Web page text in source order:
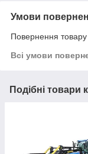
Умови
Повернення
Всі умови
Подібні товари